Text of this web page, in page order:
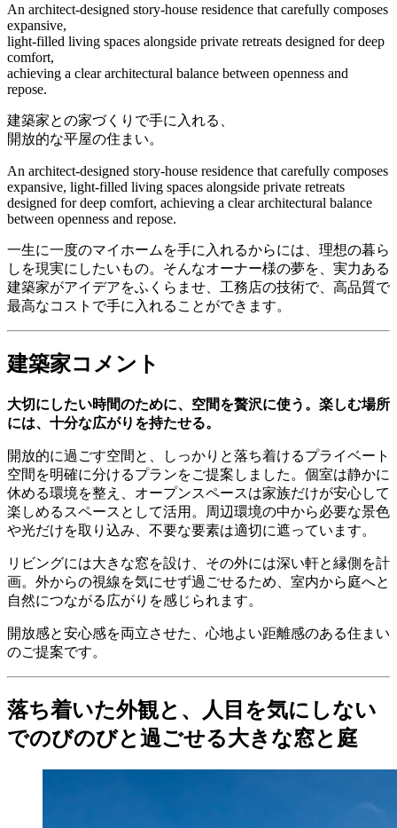
An architect-designed story-house residence that carefully composes
expansive,
light-filled living spaces alongside private retreats designed for deep
comfort,
achieving a clear architectural balance between openness and
repose.
建築家との家づくりで手に入れる、
開放的な平屋の住まい。
An architect-designed story-house residence that carefully composes
expansive, light-filled living spaces alongside private retreats
designed for deep comfort, achieving a clear architectural balance
between openness and repose.
一生に一度のマイホームを手に入れるからには、理想の暮ら
しを現実にしたいもの。そんなオーナー様の夢を、実力ある
建築家がアイデアをふくらませ、工務店の技術で、高品質で
最高なコストで手に入れることができます。
建築家コメント
大切にしたい時間のために、空間を贅沢に使う。楽しむ場所
には、十分な広がりを持たせる。
開放的に過ごす空間と、しっかりと落ち着けるプライベート
空間を明確に分けるプランをご提案しました。個室は静かに
休める環境を整え、オープンスペースは家族だけが安心して
楽しめるスペースとして活用。周辺環境の中から必要な景色
や光だけを取り込み、不要な要素は適切に遮っています。
リビングには大きな窓を設け、その外には深い軒と縁側を計
画。外からの視線を気にせず過ごせるため、室内から庭へと
自然につながる広がりを感じられます。
開放感と安心感を両立させた、心地よい距離感のある住まい
のご提案です。
落ち着いた外観と、人目を気にしない
でのびのびと過ごせる大きな窓と庭